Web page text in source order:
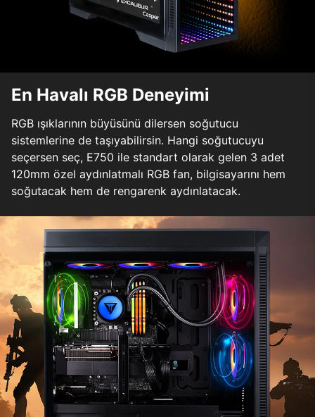
En Havalı RGB Deneyimi
RGB ışıklarının büyüsünü dilersen soğutucu
sistemlerine de taşıyabilirsin. Hangi soğutucuyu
seçersen seç, E750 ile standart olarak gelen 3 adet
120mm özel aydınlatmalı RGB fan, bilgisayarını hem
soğutacak hem de rengarenk aydınlatacak.